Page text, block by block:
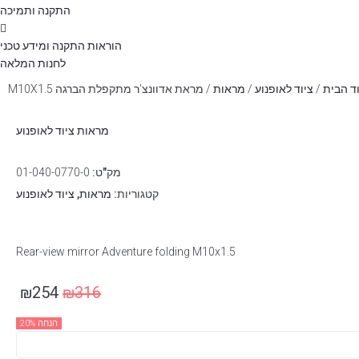
התקנה ותמיכה
הוראות התקנה ומידע טכני
לחנות המלאה
הבית / ציוד לאופנוע / מראות / מראת אדוונצ'ר מתקפלת הברגה M10X1.5
מראות ציוד לאופנוע
מק"ט: 01-040-0770-0
קטגוריות: מראות, ציוד לאופנוע
Rear-view mirror Adventure folding M10x1.5
₪316
₪254
הנחה 20%